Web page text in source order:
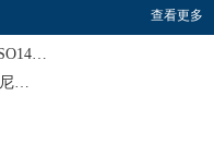
查看更多
…